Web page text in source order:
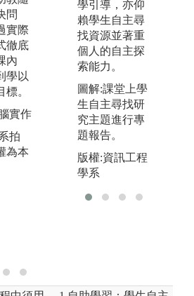
問
實際
徹底
內
學以
。
實作
拍
為本
讓學生可以有
效了解學習重
點。
圖解:上課講
學
版權:本系拍
攝，版權為本
學引導，亦仰
賴學生自主尋
找資源並著重
個人的自主探
索能力。
圖解:課堂上學
生自主尋找研
究主題進行專
題報告。
版權:資訊工程
學系